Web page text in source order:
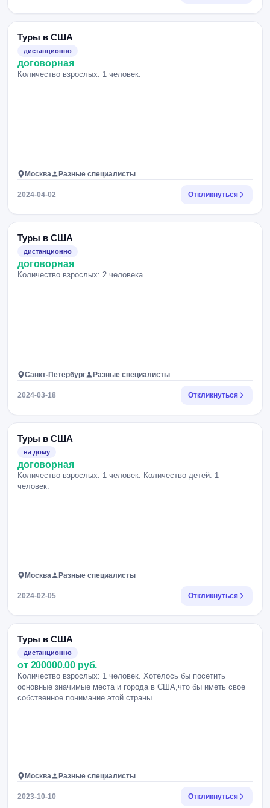
Туры в США
дистанционно
договорная
Количество взрослых: 1 человек.
Москва Разные специалисты
2024-04-02 Откликнуться
Туры в США
дистанционно
договорная
Количество взрослых: 2 человека.
Санкт-Петербург Разные специалисты
2024-03-18 Откликнуться
Туры в США
на дому
договорная
Количество взрослых: 1 человек. Количество детей: 1
человек.
Москва Разные специалисты
2024-02-05 Откликнуться
Туры в США
дистанционно
от 200000.00 руб.
Количество взрослых: 1 человек. Хотелось бы посетить
основные значимые места и города в США,что бы иметь свое
собственное понимание этой страны.
Москва Разные специалисты
2023-10-10 Откликнуться